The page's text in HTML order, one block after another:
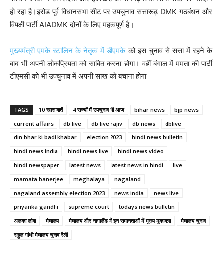
हो रहा है।इरोड पूर्व विधानसभा सीट पर उपचुनाव सत्तारूढ़ DMK गठबंधन और
विपक्षी पार्टी AIADMK दोनों के लिए महत्वपूर्ण है।
मुख्यमंत्री एमके स्टालिन के नेतृत्व में डीएमकेको इस चुनाव से सत्ता में रहने के
बाद भी अपनी लोकप्रियता को साबित करना होगा। वहीं बंगाल में ममता की पार्टी
टीएमसी को भी उपचुनाव में अपनी साख को बचाना होगा
TAGS 10 खास बातें 4 राज्यों में उपचुनाव भी आज bihar news
bjp news
current affairs
db live db live rajiv db news
dblive
din bhar ki badi khabar
election 2023
hindi news bulletin
hindi news india
hindi news live
hindi news video
hindi newspaper
latest news latest news in hindi
live
mamata banerjee
meghalaya
nagaland
nagaland assembly election 2023
news india
news live
priyanka gandhi
supreme court
todays news bulletin
अलका लांबा
मेघालय मेघालय और नागालैंड में इन समानताओं में मुख्य मुकाबला
मेघालय चुनाव
राहुल गांधी मेघालय चुनाव रैली